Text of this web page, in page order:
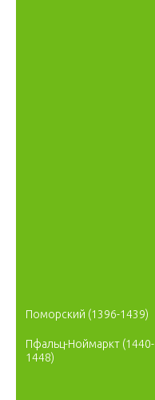
Поморский (1396-1439)
Пфальц-Ноймаркт (1440-
1448)